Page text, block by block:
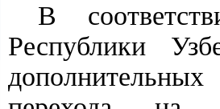
В
Республики